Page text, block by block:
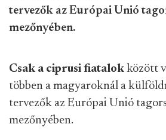
tervezők az Európai Unió
mezőnyében.
Csak a ciprusi fiatalok között
többen a magyaroknál a
tervezők az Európai Unió
mezőnyében.